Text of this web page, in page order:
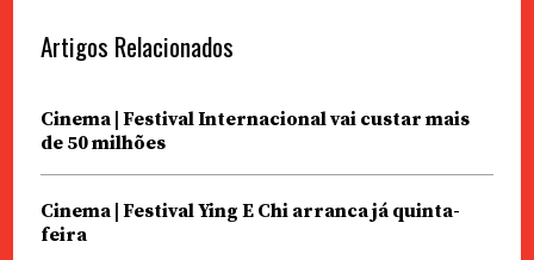
Artigos Relacionados
Cinema | Festival Internacional vai custar mais
de 50 milhões
Cinema | Festival Ying E Chi arranca já quinta-
feira